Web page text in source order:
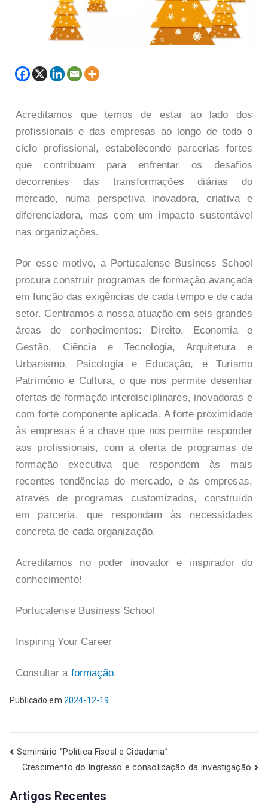
Acreditamos que temos de estar ao lado dos
profissionais e das empresas ao longo de todo o
ciclo profissional, estabelecendo parcerias fortes
que contribuam para enfrentar os desafios
decorrentes das transformações diárias do
mercado, numa perspetiva inovadora, criativa e
diferenciadora, mas com um impacto sustentável
nas organizações.
Por esse motivo, a Portucalense Business School
procura construir programas de formação avançada
em função das exigências de cada tempo e de cada
setor. Centramos a nossa atuação em seis grandes
áreas de conhecimentos: Direito, Economia e
Gestão, Ciência e Tecnologia, Arquitetura e
Urbanismo, Psicologia e Educação, e Turismo
Património e Cultura, o que nos permite desenhar
ofertas de formação interdisciplinares, inovadoras e
com forte componente aplicada. A forte proximidade
às empresas é a chave que nos permite responder
aos profissionais, com a oferta de programas de
formação executiva que respondem às mais
recentes tendências do mercado, e às empresas,
através de programas customizados, construído
em parceria, que respondam às necessidades
concreta de cada organização.
Acreditamos no poder inovador e inspirador do
conhecimento!
Portucalense Business School
Inspiring Your Career
Consultar a formação.
Publicado em 2024-12-19
Seminário “Política Fiscal e Cidadania”
Crescimento do Ingresso e consolidação da Investigação
Artigos Recentes